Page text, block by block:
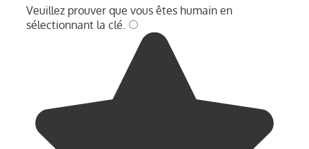
Veuillez prouver que vous êtes humain en
sélectionnant la clé.